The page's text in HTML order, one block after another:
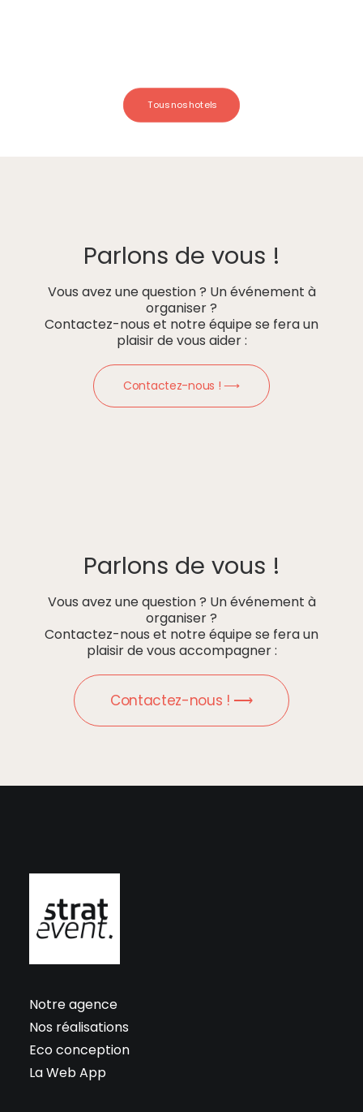
Tous nos hotels
Parlons de vous !
Vous avez une question ? Un événement à
organiser ?
Contactez-nous et notre équipe se fera un
plaisir de vous aider :
Contactez-nous ! ⟶
Parlons de vous !
Vous avez une question ? Un événement à
organiser ?
Contactez-nous et notre équipe se fera un
plaisir de vous accompagner :
Contactez-nous ! ⟶
Notre agence
Nos réalisations
Eco conception
La Web App